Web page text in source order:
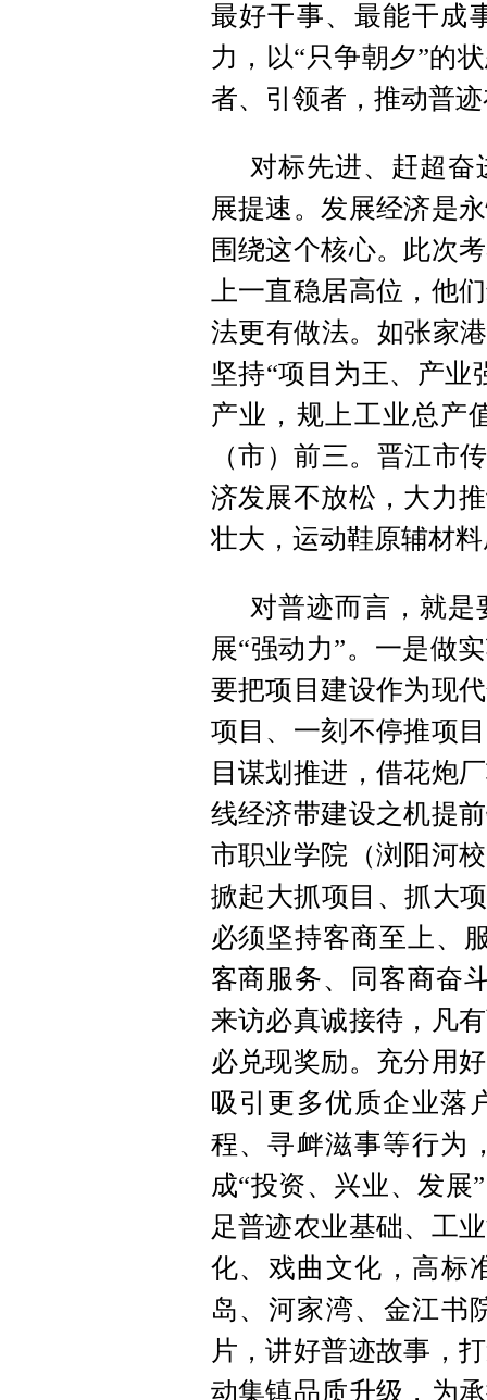
最好干事、最能干成
力，以“只争朝夕”的
者、引领者，推动普
对标先进、赶超
展提速。发展经济是
围绕这个核心。此次
上一直稳居高位，他
法更有做法。如张家
坚持“项目为王、产业
产业，规上工业总产
（市）前三。晋江市
济发展不放松，大力
壮大，运动鞋原辅材
对普迹而言，就
展“强动力”。一是做
要把项目建设作为现
项目、一刻不停推项
目谋划推进，借花炮
线经济带建设之机提
市职业学院（浏阳河
掀起大抓项目、抓大
必须坚持客商至上、
客商服务、同客商奋
来访必真诚接待，凡
必兑现奖励。充分用
吸引更多优质企业落
程、寻衅滋事等行为
成“投资、兴业、发展
足普迹农业基础、工
化、戏曲文化，高标
岛、河家湾、金江书
片，讲好普迹故事，
动集镇品质升级，为